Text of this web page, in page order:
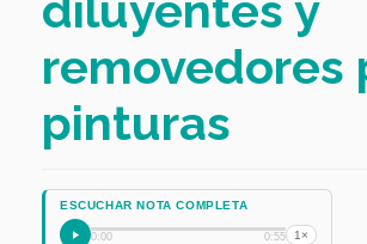
removedores
pinturas
ESCUCHAR NOTA COMPLETA
0:00 0:55 1×